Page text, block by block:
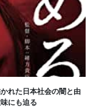
れた日本社会の闇と由
にも迫る